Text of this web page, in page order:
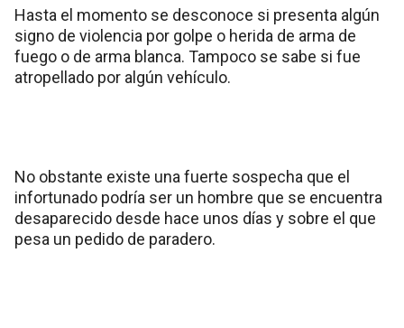
Hasta el momento se desconoce si presenta algún
signo de violencia por golpe o herida de arma de
fuego o de arma blanca. Tampoco se sabe si fue
atropellado por algún vehículo.
No obstante existe una fuerte sospecha que el
infortunado podría ser un hombre que se encuentra
desaparecido desde hace unos días y sobre el que
pesa un pedido de paradero.